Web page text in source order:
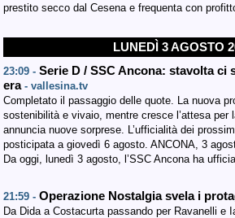
prestito secco dal Cesena e frequenta con
LUNEDÌ 3 AGOSTO
23:09 - Serie D / SSC Ancona: stavolta ci
era - vallesina.tv
Completato il passaggio delle quote. La nuova
sostenibilità e vivaio, mentre cresce l’attesa per
annuncia nuove sorprese. L’ufficialità dei
posticipata a giovedì 6 agosto. ANCONA, 3
Da oggi, lunedì 3 agosto, l’SSC Ancona ha
21:59 - Operazione Nostalgia svela i
Da Dida a Costacurta passando per Ravanelli e